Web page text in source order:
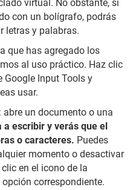
virtual. No obstante, si
con un bolígrafo, podrás
letras y palabras.
que has agregado los
al uso práctico. Haz clic
Google Input Tools y
usar.
un documento o una
a escribir y verás que el
o caracteres. Puedes
momento o desactivar
en el icono de la
correspondiente.